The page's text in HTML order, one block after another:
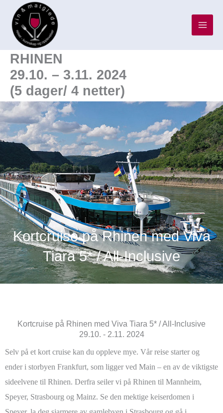
Hopp
innholdet
KORTCRUISE PÅ SKJØNNE
RHINEN
29.10. – 3.11. 2024
(5 dager/ 4 netter)
Kortcruise på Rhinen med Viva
Tiara 5* / All-Inclusive
Kortcruise på Rhinen med Viva Tiara 5* / All-Inclusive
29.10. - 2.11. 2024
Selv på et kort cruise kan du oppleve mye. Vår reise starter og
ender i storbyen Frankfurt, som ligger ved Main – en av de viktigste
sideelvene til Rhinen. Derfra seiler vi på Rhinen til Mannheim,
Speyer, Strasbourg og Mainz. Se den mektige keiserdomen i